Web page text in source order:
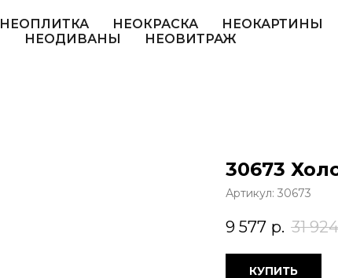
НЕОПЛИТКА НЕОКРАСКА
НЕОКАРТИНЫ
НЕОДИВАНЫ
НЕОВИТРАЖ
30673
Артикул: 30673
9 577 р. 31 924
КУПИТЬ